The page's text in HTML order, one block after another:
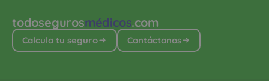
todosegurosmédicos.com
Calcula tu seguro Contáctanos